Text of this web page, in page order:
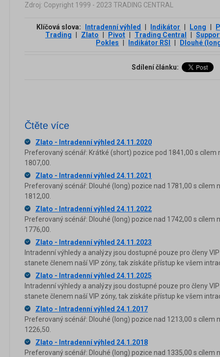
Zdroj: Copyright 1999 - 2023 TRADING CENTRAL
Klíčová slova: Intradenní výhled Indikátor Long
Trading
Zlato Pivot Trading Central
Pokles
Indikátor RSI Dlouhé
Sdílení článku:
Čtěte více
Zlato - Intradenní výhled 24.11.2020
Preferovaný scénář: Krátké (short) pozice pod 1841,00 s cílem
1807,00.
Zlato - Intradenní výhled 24.11.2021
Preferovaný scénář: Dlouhé (long) pozice nad 1781,00 s cílem
1812,00.
Zlato - Intradenní výhled 24.11.2022
Preferovaný scénář: Dlouhé (long) pozice nad 1742,00 s cílem
1776,00.
Zlato - Intradenní výhled 24.11.2023
Intradenní výhledy a analýzy jsou dostupné pouze pro členy
stanete členem naší VIP zóny, tak získáte přístup ke všem
Zlato - Intradenní výhled 24.11.2025
Intradenní výhledy a analýzy jsou dostupné pouze pro členy
stanete členem naší VIP zóny, tak získáte přístup ke všem
Zlato - Intradenní výhled 24.1.2017
Preferovaný scénář: Dlouhé (long) pozice nad 1213,00 s cílem
1226,50.
Zlato - Intradenní výhled 24.1.2018
Preferovaný scénář: Dlouhé (long) pozice nad 1335,00 s cílem